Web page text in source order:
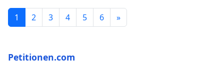
1 2 3 4 5 6 »
Petitionen.com